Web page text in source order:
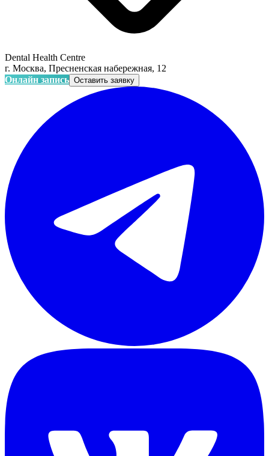
Dental Health Centre
г. Москва, Пресненская набережная, 12
Онлайн запись Оставить заявку